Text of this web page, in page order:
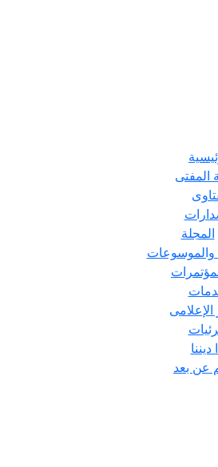
المفتى
المجلة
والموسوعات
ديننا
عن بعد